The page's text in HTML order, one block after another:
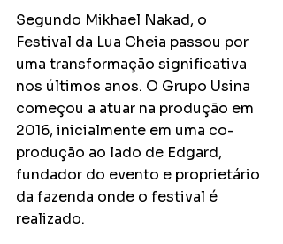
Segundo Mikhael Nakad, o
Festival da Lua Cheia passou por
uma transformação significativa
nos últimos anos. O Grupo Usina
começou a atuar na produção em
2016, inicialmente em uma co-
produção ao lado de Edgard,
fundador do evento e proprietário
da fazenda onde o festival é
realizado.